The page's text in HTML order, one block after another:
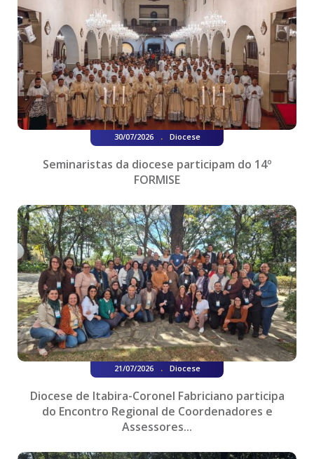
30/07/2026 . Diocese
Seminaristas da diocese participam do 14º
FORMISE
21/07/2026 . Diocese
Diocese de Itabira-Coronel Fabriciano participa
do Encontro Regional de Coordenadores e
Assessores...